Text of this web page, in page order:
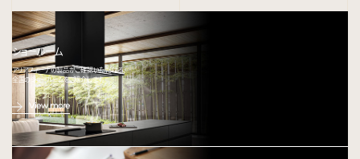
ショールーム
アリアフィーナの製品がご確認いただける、
全国のショールームをご紹介します。
View more